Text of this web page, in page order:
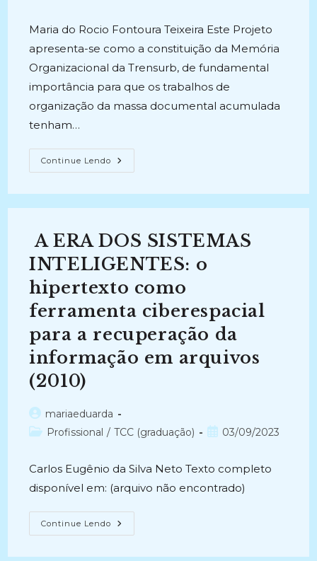
Maria do Rocio Fontoura Teixeira Este Projeto
apresenta-se como a constituição da Memória
Organizacional da Trensurb, de fundamental
importância para que os trabalhos de
organização da massa documental acumulada
tenham…
Continue Lendo TRATAMENTO
ARQUIVÍSTICO
DE
DA
TRENSURB
–
ETAPA
II
(2013-
A ERA DOS SISTEMAS
INTELIGENTES: o
hipertexto como
ferramenta ciberespacial
para a recuperação da
informação em arquivos
(2010)
Autor
do
mariaeduarda
Categoria
Profissional / TCC (graduação)
Post03/09/2023
Carlos Eugênio da Silva Neto Texto completo
disponível em: (arquivo não encontrado)
Continue Lendo A
ERA